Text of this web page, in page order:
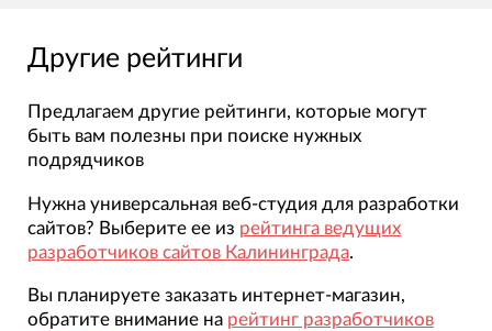
Другие рейтинги
Предлагаем другие рейтинги, которые могут
быть вам полезны при поиске нужных
подрядчиков
Нужна универсальная веб-студия для разработки
сайтов? Выберите ее из рейтинга ведущих
разработчиков сайтов Калининграда.
Вы планируете заказать интернет-магазин,
обратите внимание на рейтинг разработчиков